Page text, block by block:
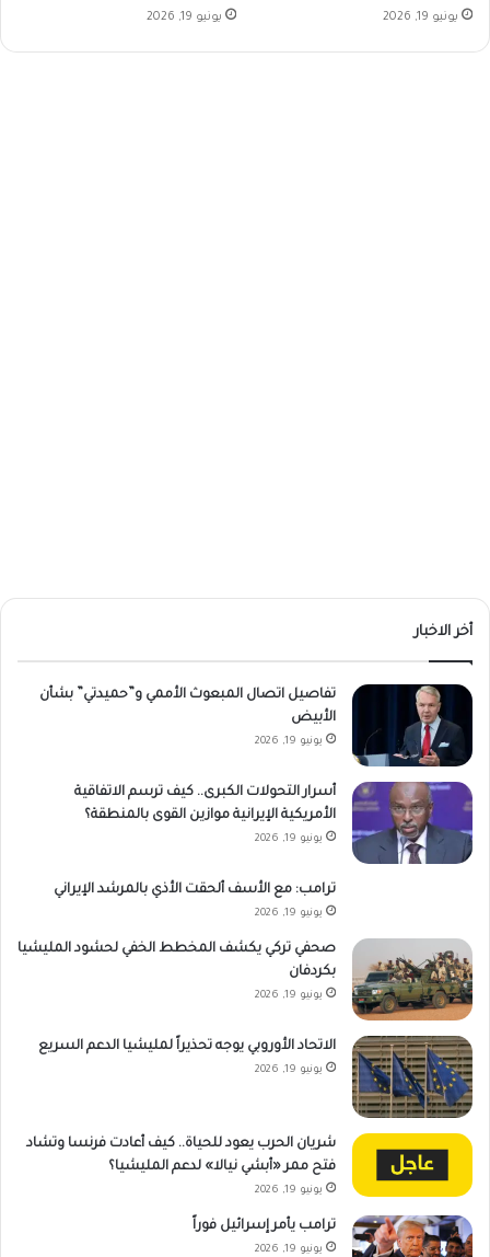
يونيو 19, 2026 يونيو 19, 2026
أخر الاخبار
تفاصيل اتصال المبعوث الأممي و”حميدتي” بشأن
الأبيض
يونيو 19, 2026
أسرار التحولات الكبرى.. كيف ترسم الاتفاقية
الأمريكية الإيرانية موازين القوى بالمنطقة؟
يونيو 19, 2026
ترامب: مع الأسف ألحقت الأذي بالمرشد الإيراني
يونيو 19, 2026
صحفي تركي يكشف المخطط الخفي لحشود المليشيا
بكردفان
يونيو 19, 2026
الاتحاد الأوروبي يوجه تحذيراً لمليشيا الدعم السريع
يونيو 19, 2026
شريان الحرب يعود للحياة.. كيف أعادت فرنسا وتشاد
فتح ممر «أبشي نيالا» لدعم المليشيا؟
يونيو 19, 2026
ترامب يأمر إسرائيل فوراً
يونيو 19, 2026